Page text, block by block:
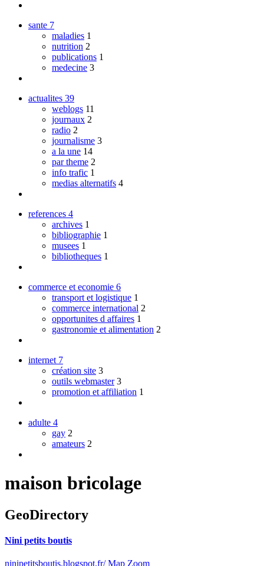
sante 7
maladies 1
nutrition 2
publications 1
medecine 3
actualites 39
weblogs 11
journaux 2
radio 2
journalisme 3
a la une 14
par theme 2
info trafic 1
medias alternatifs 4
references 4
archives 1
bibliographie 1
musees 1
bibliotheques 1
commerce et economie 6
transport et logistique 1
commerce international 2
opportunites d affaires 1
gastronomie et alimentation 2
internet 7
création site 3
outils webmaster 3
promotion et affiliation 1
adulte 4
gay 2
amateurs 2
maison bricolage
GeoDirectory
Nini petits boutis
ninipetitsboutis.blogspot.fr/ Map Zoom